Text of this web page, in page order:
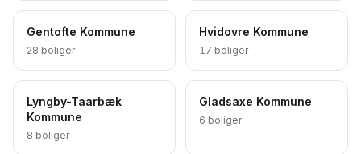
Gentofte Kommune
28 boliger
Hvidovre Kommune
17 boliger
Lyngby-Taarbæk
Kommune
8 boliger
Gladsaxe Kommune
6 boliger